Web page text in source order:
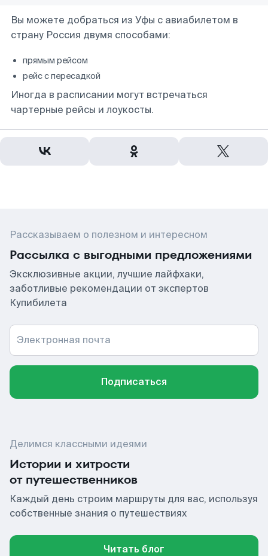
Вы можете добраться из Уфы с авиабилетом в
страну Россия двумя способами:
прямым рейсом
рейс с пересадкой
Иногда в расписании могут встречаться
чартерные рейсы и лоукосты.
Рассказываем о полезном и интересном
Рассылка с выгодными предложениями
Эксклюзивные акции, лучшие лайфхаки,
заботливые рекомендации от экспертов
Купибилета
Электронная почта
Подписаться
Делимся классными идеями
Истории и хитрости
от путешественников
Каждый день строим маршруты для вас, используя
собственные знания о путешествиях
Читать блог